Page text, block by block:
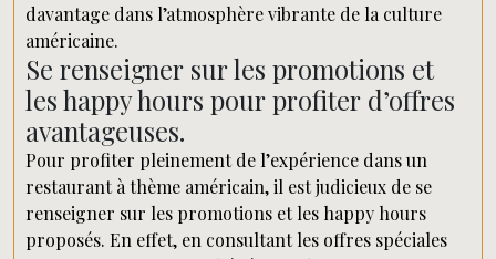
davantage dans l’atmosphère vibrante de la culture
américaine.
Se renseigner sur les promotions et
les happy hours pour profiter d’offres
avantageuses.
Pour profiter pleinement de l’expérience dans un
restaurant à thème américain, il est judicieux de se
renseigner sur les promotions et les happy hours
proposés. En effet, en consultant les offres spéciales